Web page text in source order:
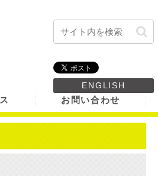
ENGLISH
お問い合わせ